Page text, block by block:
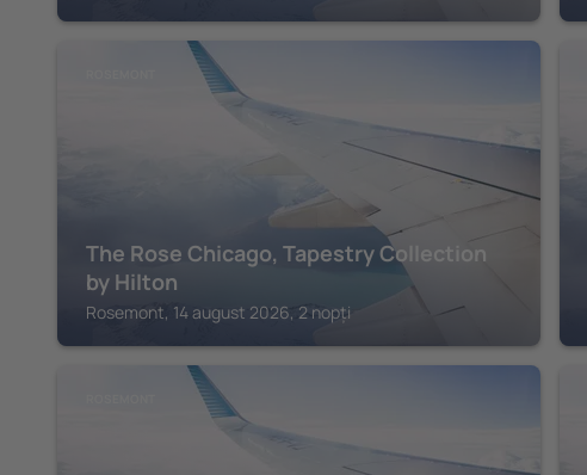
The Rose Chicago, Tapestry Collection
by Hilton
Rosemont, 14 august 2026, 2 nopți